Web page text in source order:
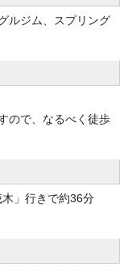
ルジム、スプリング
ので、なるべく徒歩
」行きで約36分